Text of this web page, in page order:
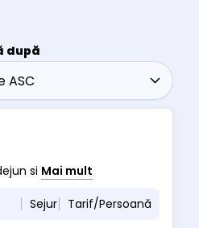
după
si Mai mult
Sejur
Tarif/Persoană